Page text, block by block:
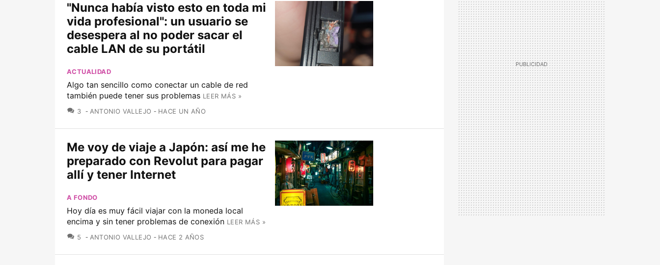
"Nunca había visto esto en toda mi
vida profesional": un usuario se
desespera al no poder sacar el
cable LAN de su portátil
ACTUALIDAD
Algo tan sencillo como conectar un cable de red
también puede tener sus problemas LEER MÁS »
3 COMENTARIOS
ANTONIO VALLEJO HACE UN AÑO
Me voy de viaje a Japón: así me he
preparado con Revolut para pagar
allí y tener Internet
A FONDO
Hoy día es muy fácil viajar con la moneda local
encima y sin tener problemas de conexión LEER MÁS »
5
COMENTARIOS
ANTONIO VALLEJO HACE 2 AÑOS